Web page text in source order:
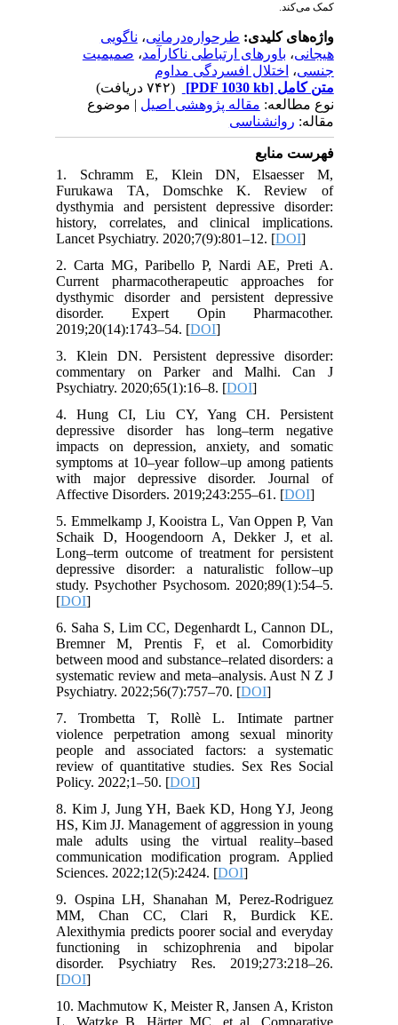
کمک می‌کند.
واژه‌های کلیدی:طرحواره‌درمانی،ناگویی
هیجانی،باورهای ارتباطی ناکارآمد،صمیمیت
جنسی،اختلال افسردگی مداوم
متن کامل[PDF 1030 kb]
نوع مطالعه:مقاله پژوهشی اصیل| موضوع
مقاله:روانشناسی
فهرست منابع
1. Schramm E, Klein DN, Elsaesser M,
Furukawa TA, Domschke K. Review of
dysthymia and persistent depressive disorder:
history, correlates, and clinical implications.
Lancet Psychiatry. 2020;7(9):801–12. [DOI
2. Carta MG, Paribello P, Nardi AE, Preti A.
Current pharmacotherapeutic approaches for
dysthymic disorder and persistent depressive
disorder. Expert Opin Pharmacother.
2019;20(14):1743–54. [DOI
3. Klein DN. Persistent depressive disorder:
commentary on Parker and Malhi. Can J
Psychiatry. 2020;65(1):16–8. [DOI
4. Hung CI, Liu CY, Yang CH. Persistent
depressive disorder has long–term negative
impacts on depression, anxiety, and somatic
symptoms at 10–year follow–up among patients
with major depressive disorder. Journal of
Affective Disorders. 2019;243:255–61. [DOI
5. Emmelkamp J, Kooistra L, Van Oppen P, Van
Schaik D, Hoogendoorn A, Dekker J, et al.
Long–term outcome of treatment for persistent
depressive disorder: a naturalistic follow–up
study. Psychother Psychosom. 2020;89(1):54–5.
[DOI
6. Saha S, Lim CC, Degenhardt L, Cannon DL,
Bremner M, Prentis F, et al. Comorbidity
between mood and substance–related disorders: a
systematic review and meta–analysis. Aust N Z J
Psychiatry. 2022;56(7):757–70. [DOI
7. Trombetta T, Rollè L. Intimate partner
violence perpetration among sexual minority
people and associated factors: a systematic
review of quantitative studies. Sex Res Social
Policy. 2022;1–50. [DOI
8. Kim J, Jung YH, Baek KD, Hong YJ, Jeong
HS, Kim JJ. Management of aggression in young
male adults using the virtual reality–based
communication modification program. Applied
Sciences. 2022;12(5):2424. [DOI
9. Ospina LH, Shanahan M, Perez-Rodriguez
MM, Chan CC, Clari R, Burdick KE.
Alexithymia predicts poorer social and everyday
functioning in schizophrenia and bipolar
disorder. Psychiatry Res. 2019;273:218–26.
[DOI
10. Machmutow K, Meister R, Jansen A, Kriston
L, Watzke B, Härter MC, et al. Comparative